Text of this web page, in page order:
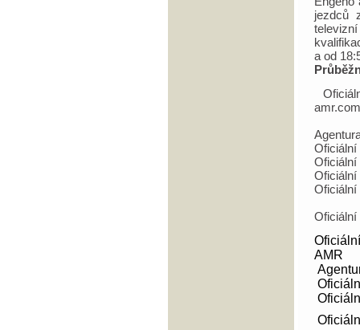
jezdců
a od
amr.com
Oficiální
Oficiální
Oficiální
Oficiální
Oficiální
AMR